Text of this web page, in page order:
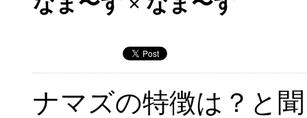
ナマズの特徴は？と聞